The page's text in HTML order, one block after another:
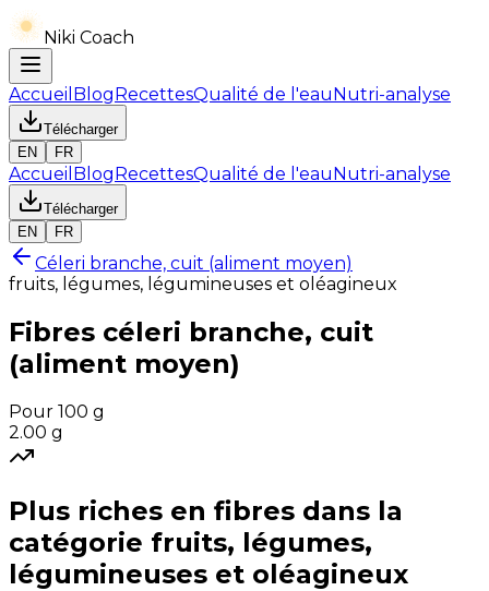
Niki Coach
Accueil BlogRecettesQualité de l'eauNutri-analyse
Télécharger
EN
FR
Accueil BlogRecettesQualité de l'eauNutri-analyse
Télécharger
EN
FR
Céleri branche, cuit (aliment moyen)
fruits, légumes, légumineuses et oléagineux
Fibres céleri branche, cuit
(aliment moyen)
Pour 100 g
2.00 g
Plus riches en fibres dans la
catégorie fruits, légumes,
légumineuses et oléagineux